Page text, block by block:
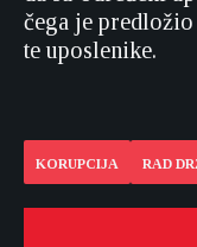
čega je predložio
te uposlenike.
KORUPCIJA RAD